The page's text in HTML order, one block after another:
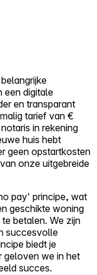
een digitale
en transparant
tarief van €
in rekening
huis hebt
geen opstartkosten
onze uitgebreide
pay' principe, wat
geschikte woning
betalen. We zijn
succesvolle
biedt je
geloven we in het
succes.